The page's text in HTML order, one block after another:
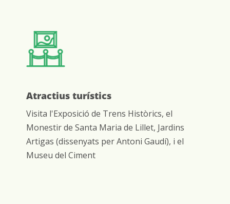
Atractius turístics
Visita l'Exposició de Trens Històrics, el
Monestir de Santa Maria de Lillet, Jardins
Artigas (dissenyats per Antoni Gaudí), i el
Museu del Ciment